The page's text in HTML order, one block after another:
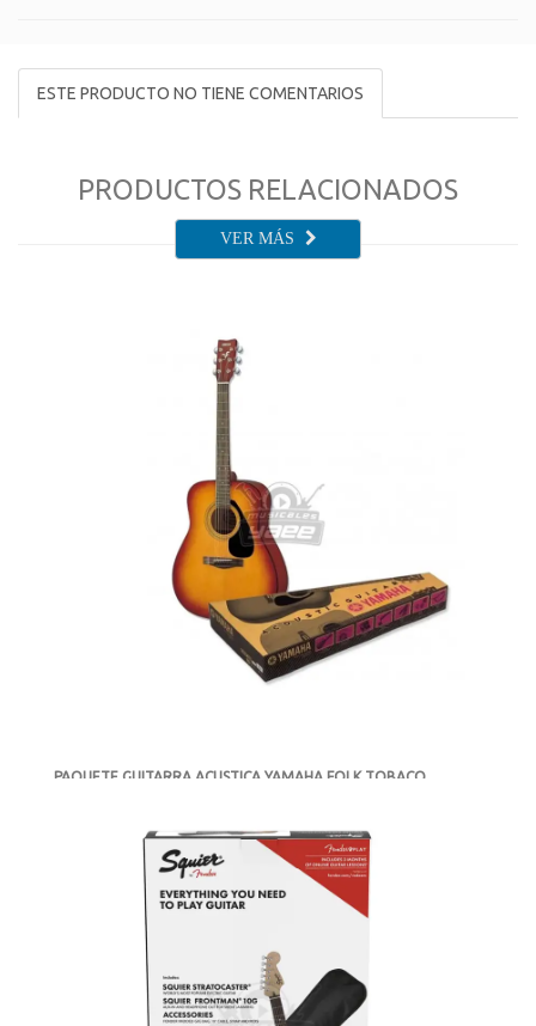
ESTE PRODUCTO NO TIENE COMENTARIOS
PRODUCTOS RELACIONADOS
VER MÁS
PAQUETE GUITARRA ACUSTICA YAMAHA FOLK TOBACO
MXN $5,198